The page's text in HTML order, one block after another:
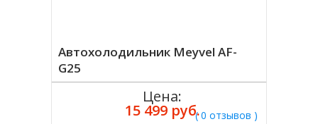
Автохолодильник Meyvel AF-
G25
( 0 отзывов )
Цена:
15 499 руб.